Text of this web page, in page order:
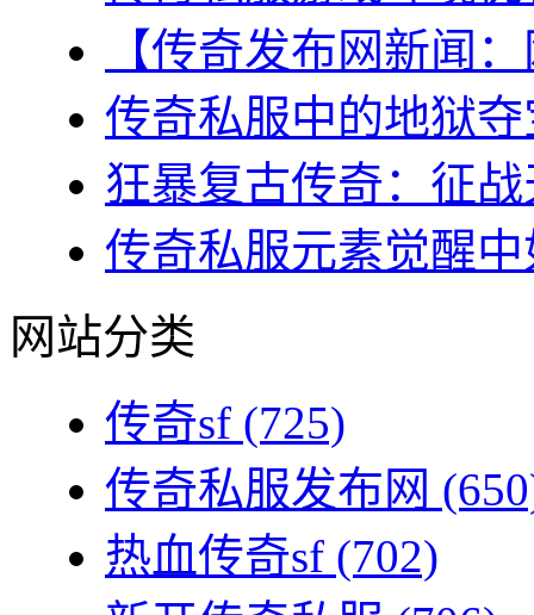
【传奇发布网新闻
传奇私服中的地狱
狂暴复古传奇：征
传奇私服元素觉醒
网站分类
传奇sf (725)
传奇私服发布网
热血传奇sf (702)